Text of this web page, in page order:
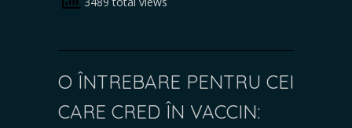
O ÎNTREBARE PENTRU CEI
CARE CRED ÎN VACCIN: